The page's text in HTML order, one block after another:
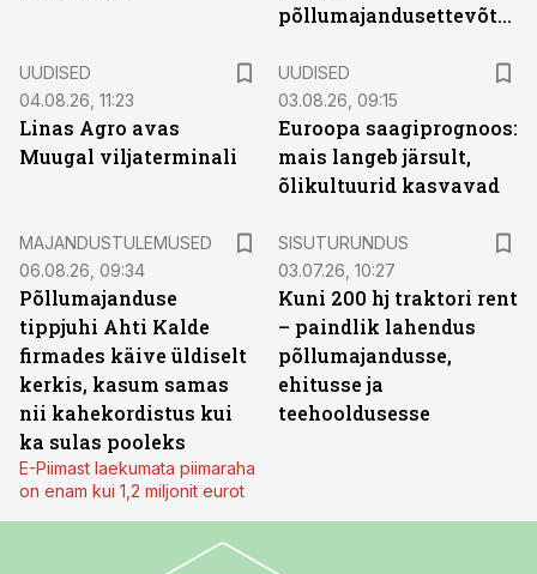
põllumajandusettevõtted
UUDISED
04.08.26, 11:23
Linas Agro avas
Muugal viljaterminali
UUDISED
03.08.26, 09:15
Euroopa saagiprognoos:
mais langeb järsult,
õlikultuurid kasvavad
MAJANDUSTULEMUSED
06.08.26, 09:34
Põllumajanduse
tippjuhi Ahti Kalde
firmades käive üldiselt
kerkis, kasum samas
nii kahekordistus kui
ka sulas pooleks
E-Piimast laekumata piimaraha
on enam kui 1,2 miljonit eurot
SISUTURUNDUS
03.07.26, 10:27
Kuni 200 hj traktori rent
– paindlik lahendus
põllumajandusse,
ehitusse ja
teehooldusesse